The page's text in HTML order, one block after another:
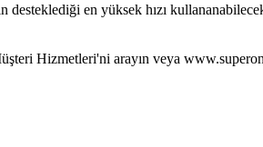
desteklediği en yüksek hızı
Hizmetleri'ni arayın veya